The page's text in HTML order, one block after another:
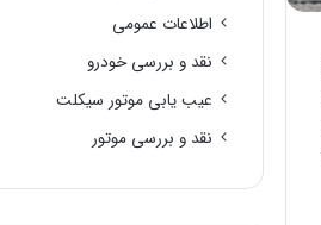
اطلاعات عمومی
نقد و بررسی خودرو
عیب یابی موتور سیکلت
نقد و بررسی موتور